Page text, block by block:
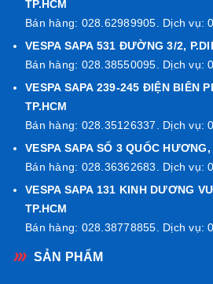
TP.HCM
Bán hàng: 028.62989905. Dịch vụ:
VESPA SAPA 531 ĐƯỜNG 3/2,
Bán hàng: 028.38550095. Dịch vụ:
VESPA SAPA 239-245 ĐIỆN BIÊN
TP.HCM
Bán hàng: 028.35126337. Dịch vụ:
VESPA SAPA SỐ 3 QUỐC
Bán hàng: 028.36362683. Dịch vụ:
VESPA SAPA 131 KINH DƯƠNG
TP.HCM
Bán hàng: 028.38778855. Dịch vụ:
SẢN PHẨM